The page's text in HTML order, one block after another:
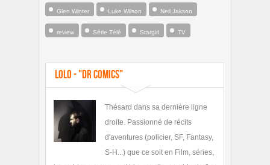
Glen Winter Luke Wilson Neil Jakson
review Série Télé Stargirl TV
LoLo - "Dr Comics"
Thésard dans sa dernière ligne
droite. Passionné de récits
d'aventures (policier, SF, Fantasy,
S-H...) que ce soit en Film, séries,